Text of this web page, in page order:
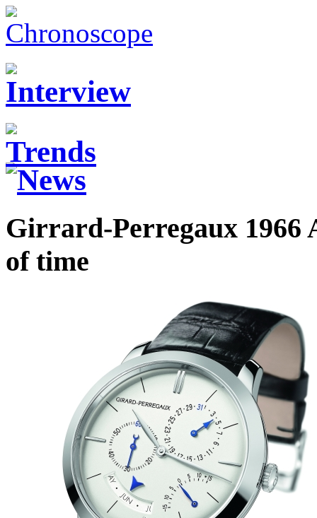
Girrard-Perregaux 1966
of time